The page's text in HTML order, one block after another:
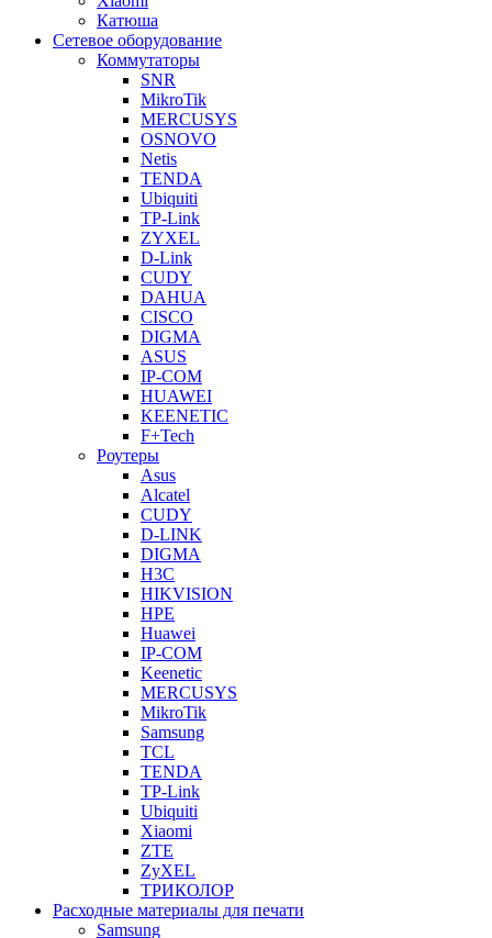
Катюша
Сетевое оборудование
Коммутаторы
SNR
MikroTik
MERCUSYS
OSNOVO
Netis
TENDA
Ubiquiti
TP-Link
ZYXEL
D-Link
CUDY
DAHUA
CISCO
DIGMA
ASUS
IP-COM
HUAWEI
KEENETIC
F+Tech
Роутеры
Asus
Alcatel
CUDY
D-LINK
DIGMA
H3C
HIKVISION
HPE
Huawei
IP-COM
Keenetic
MERCUSYS
MikroTik
Samsung
TCL
TENDA
TP-Link
Ubiquiti
Xiaomi
ZTE
ZyXEL
ТРИКОЛОР
Расходные материалы для печати
Samsung